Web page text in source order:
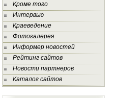
Кроме того
Интервью
Краеведение
Фотогалерея
Информер новостей
Рейтинг сайтов
Новости партнеров
Каталог сайтов